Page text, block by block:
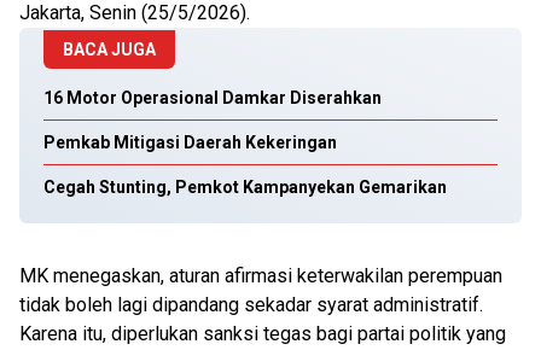
Jakarta, Senin (25/5/2026).
BACA JUGA
16 Motor Operasional Damkar Diserahkan
Pemkab Mitigasi Daerah Kekeringan
Cegah Stunting, Pemkot Kampanyekan Gemarikan
MK menegaskan, aturan afirmasi keterwakilan perempuan
tidak boleh lagi dipandang sekadar syarat administratif.
Karena itu, diperlukan sanksi tegas bagi partai politik yang